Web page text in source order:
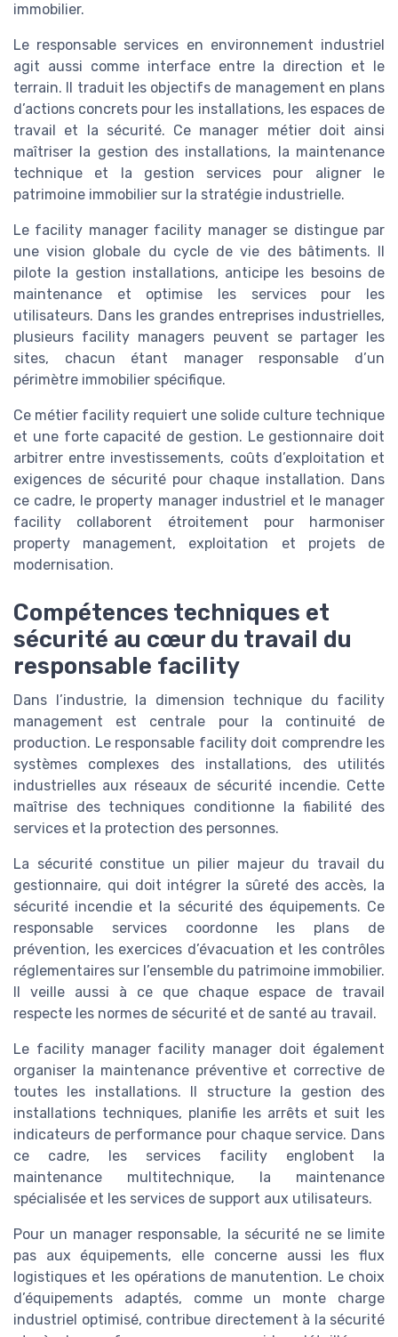
immobilier.
Le responsable services en environnement industriel
agit aussi comme interface entre la direction et le
terrain. Il traduit les objectifs de management en plans
d’actions concrets pour les installations, les espaces de
travail et la sécurité. Ce manager métier doit ainsi
maîtriser la gestion des installations, la maintenance
technique et la gestion services pour aligner le
patrimoine immobilier sur la stratégie industrielle.
Le facility manager facility manager se distingue par
une vision globale du cycle de vie des bâtiments. Il
pilote la gestion installations, anticipe les besoins de
maintenance et optimise les services pour les
utilisateurs. Dans les grandes entreprises industrielles,
plusieurs facility managers peuvent se partager les
sites, chacun étant manager responsable d’un
périmètre immobilier spécifique.
Ce métier facility requiert une solide culture technique
et une forte capacité de gestion. Le gestionnaire doit
arbitrer entre investissements, coûts d’exploitation et
exigences de sécurité pour chaque installation. Dans
ce cadre, le property manager industriel et le manager
facility collaborent étroitement pour harmoniser
property management, exploitation et projets de
modernisation.
Compétences techniques et
sécurité au cœur du travail du
responsable facility
Dans l’industrie, la dimension technique du facility
management est centrale pour la continuité de
production. Le responsable facility doit comprendre les
systèmes complexes des installations, des utilités
industrielles aux réseaux de sécurité incendie. Cette
maîtrise des techniques conditionne la fiabilité des
services et la protection des personnes.
La sécurité constitue un pilier majeur du travail du
gestionnaire, qui doit intégrer la sûreté des accès, la
sécurité incendie et la sécurité des équipements. Ce
responsable services coordonne les plans de
prévention, les exercices d’évacuation et les contrôles
réglementaires sur l’ensemble du patrimoine immobilier.
Il veille aussi à ce que chaque espace de travail
respecte les normes de sécurité et de santé au travail.
Le facility manager facility manager doit également
organiser la maintenance préventive et corrective de
toutes les installations. Il structure la gestion des
installations techniques, planifie les arrêts et suit les
indicateurs de performance pour chaque service. Dans
ce cadre, les services facility englobent la
maintenance multitechnique, la maintenance
spécialisée et les services de support aux utilisateurs.
Pour un manager responsable, la sécurité ne se limite
pas aux équipements, elle concerne aussi les flux
logistiques et les opérations de manutention. Le choix
d’équipements adaptés, comme un monte charge
industriel optimisé, contribue directement à la sécurité